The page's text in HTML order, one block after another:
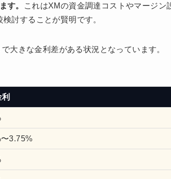
す。
これはXMの資金調達コストやマージン
討することが賢明です。
で大きな金利差がある状況となっています。
3.75%